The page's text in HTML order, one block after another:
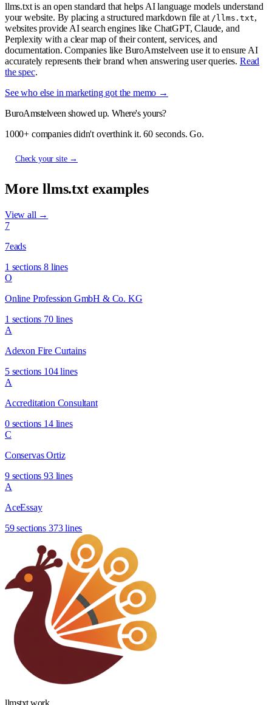
llms.txt is an open standard that helps AI language models understand
your website. By placing a structured markdown file at /llms.txt,
websites provide AI search engines like ChatGPT, Claude, and
Perplexity with a clear map of their content, services, and
documentation. Companies like BuroAmstelveen use it to ensure AI
accurately represents their brand when answering user queries. Read
the spec.
See who else in marketing got the memo →
BuroAmstelveen showed up. Where's yours?
1000+ companies didn't overthink it. 60 seconds. Go.
Check your site →
More llms.txt examples
View all →
7
7eads
1 sections 8 lines
O
Online Profession GmbH & Co. KG
1 sections 70 lines
A
Adexon Fire Curtains
5 sections 104 lines
A
Accreditation Consultant
0 sections 14 lines
C
Conservas Ortiz
9 sections 93 lines
A
AceEssay
59 sections 373 lines
llmstxt.work